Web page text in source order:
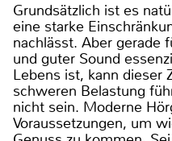
Grundsätzlich ist es
eine starke
nachlässt. Aber gerade
und guter Sound
Lebens ist, kann dieser
schweren Belastung
nicht sein. Moderne
Voraussetzungen, um